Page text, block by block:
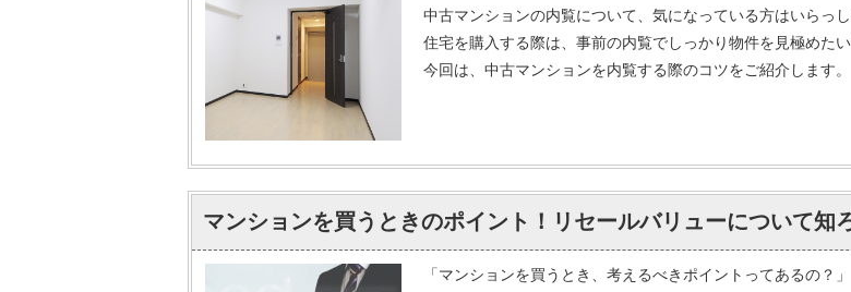
中古マンションの内覧について、気になっている方はいらっし
住宅を購入する際は、事前の内覧でしっかり物件を見極めたい
今回は、中古マンションを内覧する際のコツをご紹介します。
マンションを買うときのポイント！リセールバリューについて知
「マンションを買うとき、考えるべきポイントってあるの？」